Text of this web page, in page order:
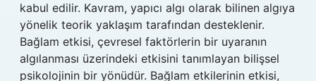
kabul edilir. Kavram, yapıcı algı olarak bilinen algıya
yönelik teorik yaklaşım tarafından desteklenir.
Bağlam etkisi, çevresel faktörlerin bir uyaranın
algılanması üzerindeki etkisini tanımlayan bilişsel
psikolojinin bir yönüdür. Bağlam etkilerinin etkisi,